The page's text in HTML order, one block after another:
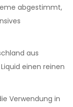
abgestimmt,
aus
einen reinen
Verwendung in